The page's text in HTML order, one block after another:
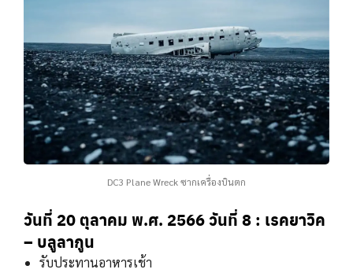
DC3 Plane Wreck ซากเครื่องบินตก
วันที่ 20 ตุลาคม พ.ศ. 2566วันที่ 8 : เรคยาวิค
– บลูลากูน
รับประทานอาหารเช้า